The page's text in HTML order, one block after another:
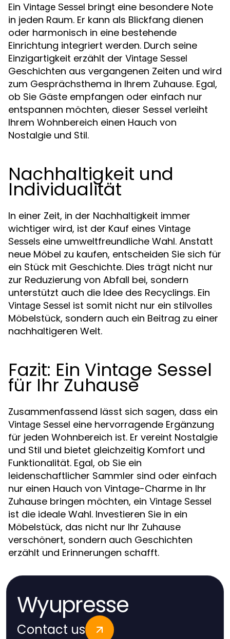
Ein Vintage Sessel bringt eine besondere Note
in jeden Raum. Er kann als Blickfang dienen
oder harmonisch in eine bestehende
Einrichtung integriert werden. Durch seine
Einzigartigkeit erzählt der Vintage Sessel
Geschichten aus vergangenen Zeiten und wird
zum Gesprächsthema in Ihrem Zuhause. Egal,
ob Sie Gäste empfangen oder einfach nur
entspannen möchten, dieser Sessel verleiht
Ihrem Wohnbereich einen Hauch von
Nostalgie und Stil.
Nachhaltigkeit und
Individualität
In einer Zeit, in der Nachhaltigkeit immer
wichtiger wird, ist der Kauf eines Vintage
Sessels eine umweltfreundliche Wahl. Anstatt
neue Möbel zu kaufen, entscheiden Sie sich für
ein Stück mit Geschichte. Dies trägt nicht nur
zur Reduzierung von Abfall bei, sondern
unterstützt auch die Idee des Recyclings. Ein
Vintage Sessel ist somit nicht nur ein stilvolles
Möbelstück, sondern auch ein Beitrag zu einer
nachhaltigeren Welt.
Fazit: Ein Vintage Sessel
für Ihr Zuhause
Zusammenfassend lässt sich sagen, dass ein
Vintage Sessel eine hervorragende Ergänzung
für jeden Wohnbereich ist. Er vereint Nostalgie
und Stil und bietet gleichzeitig Komfort und
Funktionalität. Egal, ob Sie ein
leidenschaftlicher Sammler sind oder einfach
nur einen Hauch von Vintage-Charme in Ihr
Zuhause bringen möchten, ein Vintage Sessel
ist die ideale Wahl. Investieren Sie in ein
Möbelstück, das nicht nur Ihr Zuhause
verschönert, sondern auch Geschichten
erzählt und Erinnerungen schafft.
Wyupresse
Contact us